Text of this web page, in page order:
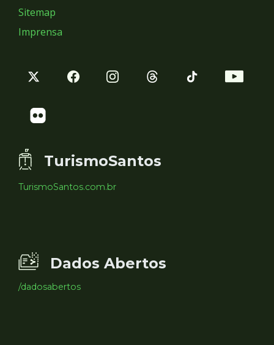
Sitemap
Imprensa
TurismoSantos
TurismoSantos.com.br
Dados Abertos
/dadosabertos